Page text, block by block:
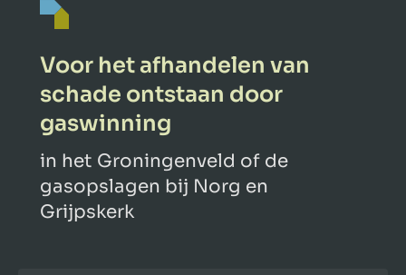
Voor het afhandelen van
schade ontstaan door
gaswinning
in het Groningenveld of de
gasopslagen bij Norg en
Grijpskerk